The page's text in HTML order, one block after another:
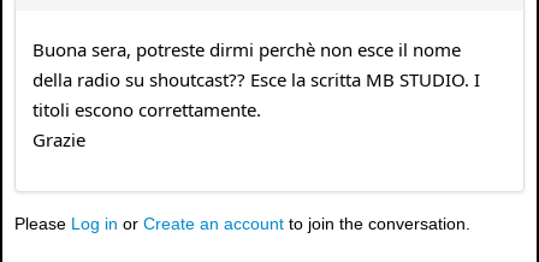
Buona sera, potreste dirmi perchè non esce il nome
della radio su shoutcast?? Esce la scritta MB STUDIO. I
titoli escono correttamente.
Grazie
Please Log in or Create an account to join the conversation.